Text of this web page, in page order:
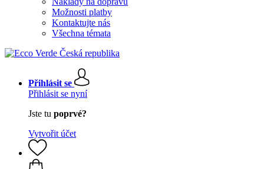
Možnosti platby
Kontaktujte nás
Všechna témata
Přihlásit se
Přihlásit se nyní
Jste tu poprvé?
Vytvořit účet